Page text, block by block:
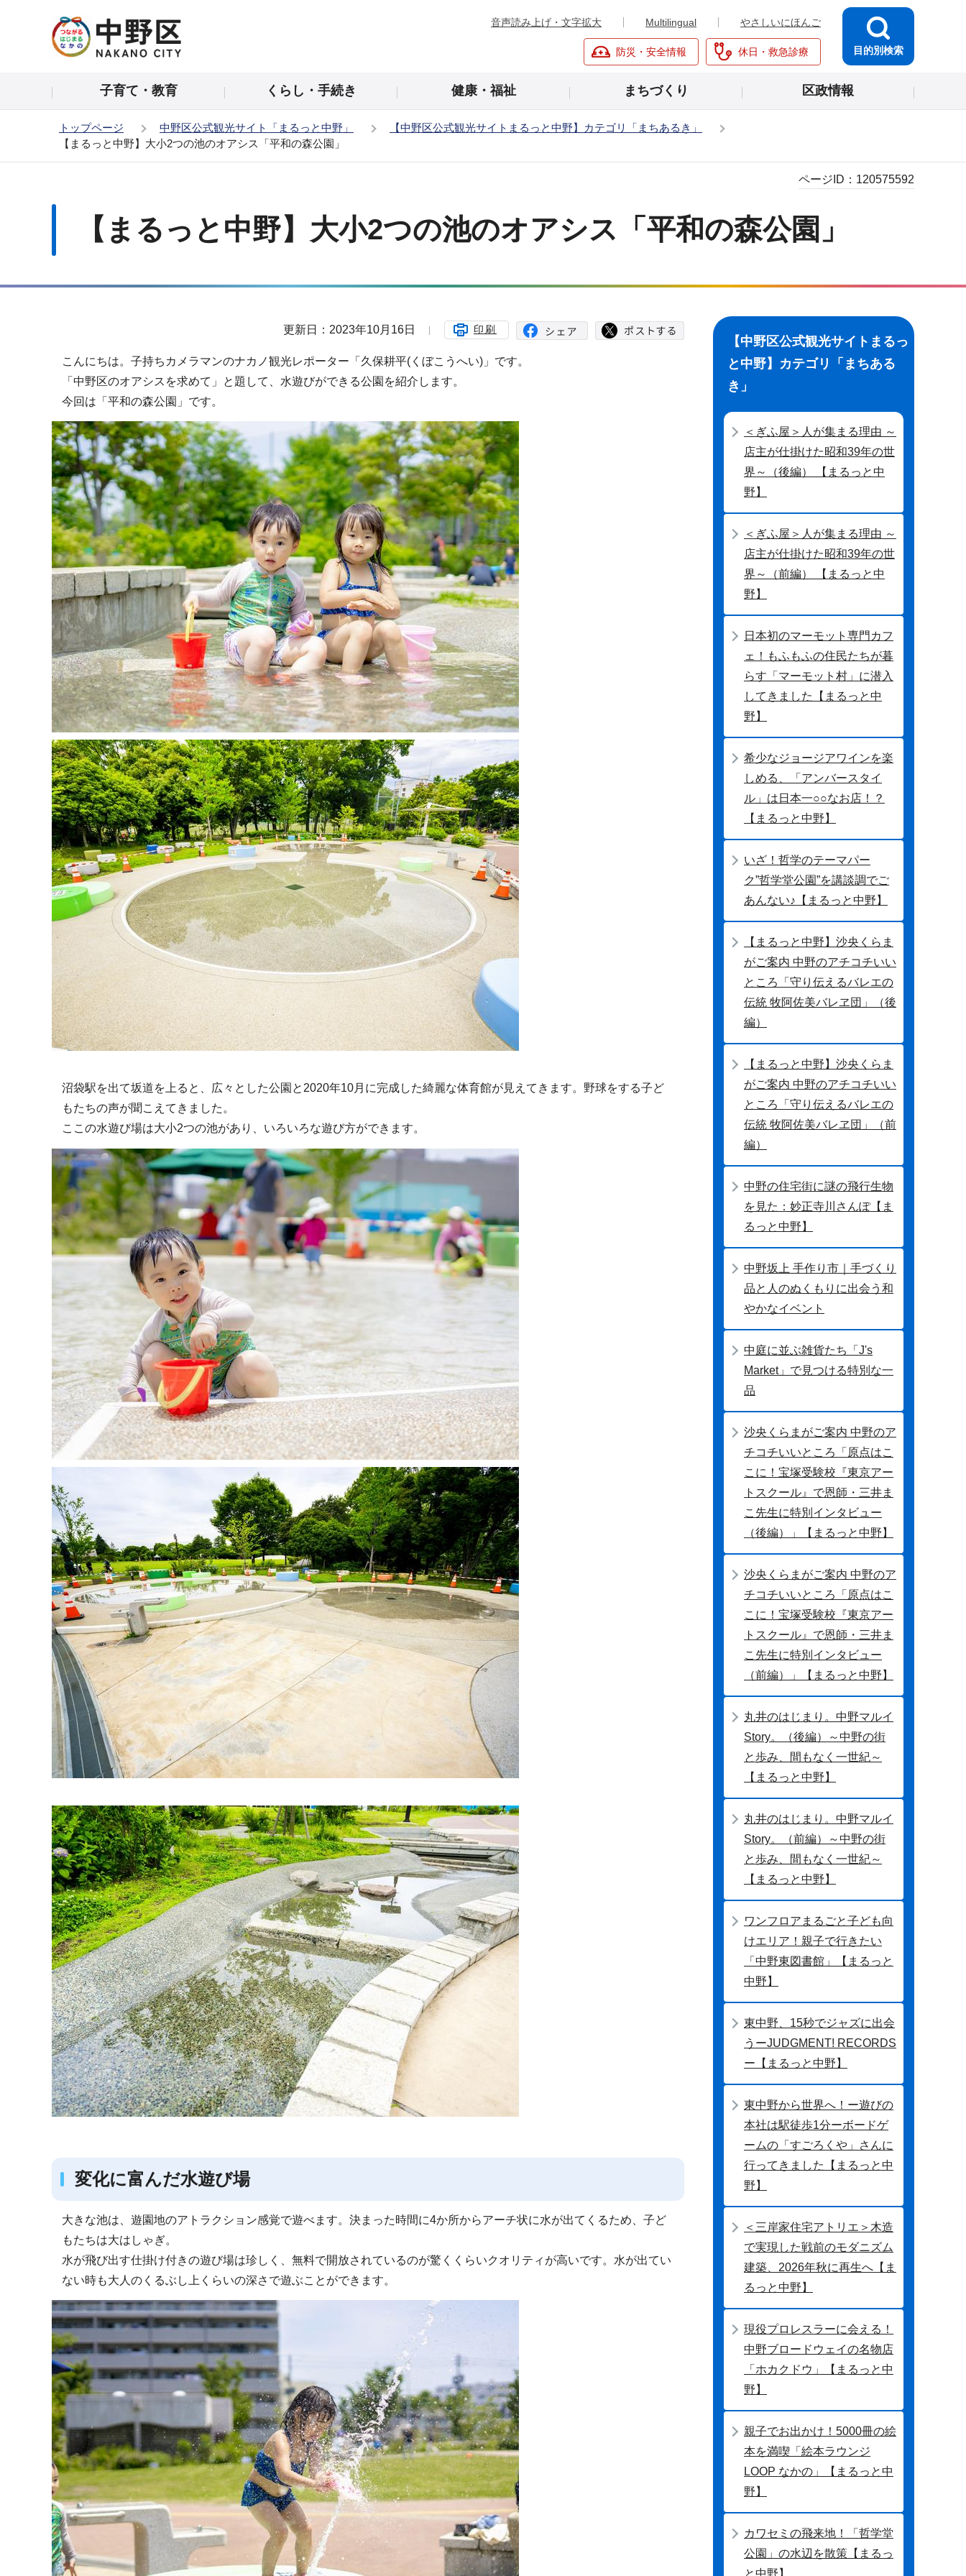
の
音声読み上げ・文字拡大 Multilingual やさしいにほんご
防災・安全情報 休日・救急診療 目的別検索
子育て・教育 くらし・手続き 健康・福祉 まちづくり 区政情報
トップページ 中野区公式観光サイト「まるっと中野」
【中野区公式観光サイトまるっと中野】カテゴリ「まちあるき」
【まるっと中野】大小2つの池のオアシス「平和の森公園」
【まるっと中野】大小2つの池のオアシス「平和の森公園」
ページID： 120575592
更新日：2023年10月16日 印刷
こんにちは。子持ちカメラマンのナカノ観光レポーター「久保耕平(くぼこうへい)」です。
「中野区のオアシスを求めて」と題して、水遊びができる公園を紹介します。
今回は「平和の森公園」です。
沼袋駅を出て坂道を上ると、広々とした公園と2020年10月に完成した綺麗な体育館が見えてきます。野球をする子ど
もたちの声が聞こえてきました。
ここの水遊び場は大小2つの池があり、いろいろな遊び方ができます。
変化に富んだ水遊び場
大きな池は、遊園地のアトラクション感覚で遊べます。決まった時間に4か所からアーチ状に水が出てくるため、子ど
もたちは大はしゃぎ。
水が飛び出す仕掛け付きの遊び場は珍しく、無料で開放されているのが驚くくらいクオリティが高いです。水が出てい
ない時も大人のくるぶし上くらいの深さで遊ぶことができます。
ゲ
ー
シ
ョ
ン
こ
こ
か
ら
【中野区公式観光サイトまるっ
と中野】カテゴリ「まちある
き」
＜ぎふ屋＞人が集まる理由 ～
店主が仕掛けた昭和39年の世
界～（後編） 【まるっと中
野】
＜ぎふ屋＞人が集まる理由 ～
店主が仕掛けた昭和39年の世
界～（前編） 【まるっと中
野】
日本初のマーモット専門カフ
ェ！もふもふの住民たちが暮
らす「マーモット村」に潜入
してきました【まるっと中
野】
希少なジョージアワインを楽
しめる、「アンバースタイ
ル」は日本一○○なお店！？
【まるっと中野】
いざ！哲学のテーマパー
ク”哲学堂公園”を講談調でご
あんない♪【まるっと中野】
【まるっと中野】沙央くらま
がご案内 中野のアチコチいい
ところ「守り伝えるバレエの
伝統 牧阿佐美バレヱ団」（後
編）
【まるっと中野】沙央くらま
がご案内 中野のアチコチいい
ところ「守り伝えるバレエの
伝統 牧阿佐美バレヱ団」（前
編）
中野の住宅街に謎の飛行生物
を見た：妙正寺川さんぽ【ま
るっと中野】
中野坂上 手作り市｜手づくり
品と人のぬくもりに出会う和
やかなイベント
中庭に並ぶ雑貨たち「J's
Market」で見つける特別な一
品
沙央くらまがご案内 中野のア
チコチいいところ「原点はこ
こに！宝塚受験校『東京アー
トスクール』で恩師・三井ま
こ先生に特別インタビュー
（後編）」【まるっと中野】
沙央くらまがご案内 中野のア
チコチいいところ「原点はこ
こに！宝塚受験校『東京アー
トスクール』で恩師・三井ま
こ先生に特別インタビュー
（前編）」【まるっと中野】
丸井のはじまり。中野マルイ
Story。（後編）～中野の街
と歩み、間もなく一世紀～
【まるっと中野】
丸井のはじまり。中野マルイ
Story。（前編）～中野の街
と歩み、間もなく一世紀～
【まるっと中野】
ワンフロアまるごと子ども向
けエリア！親子で行きたい
「中野東図書館」【まるっと
中野】
東中野、15秒でジャズに出会
うーJUDGMENT! RECORDS
ー【まるっと中野】
東中野から世界へ！ー遊びの
本社は駅徒歩1分ーボードゲ
ームの「すごろくや」さんに
行ってきました【まるっと中
野】
＜三岸家住宅アトリエ＞木造
で実現した戦前のモダニズム
建築、2026年秋に再生へ【ま
るっと中野】
現役プロレスラーに会える！
中野ブロードウェイの名物店
「ホカクドウ」【まるっと中
野】
親子でお出かけ！5000冊の絵
本を満喫「絵本ラウンジ
LOOP なかの」【まるっと中
野】
カワセミの飛来地！「哲学堂
公園」の水辺を散策【まるっ
と中野】